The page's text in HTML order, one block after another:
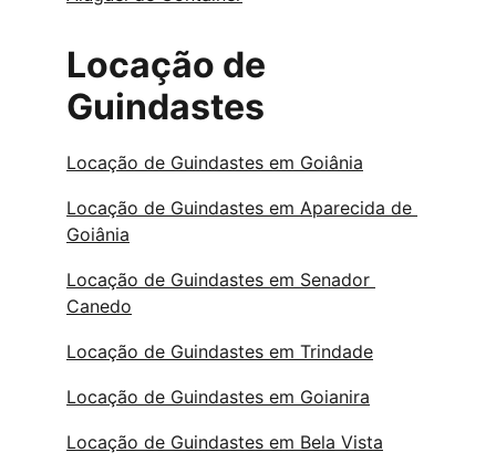
Locação de
Guindastes
Locação de Guindastes em Goiânia
Locação de Guindastes em Aparecida de
Goiânia
Locação de Guindastes em Senador
Canedo
Locação de Guindastes em Trindade
Locação de Guindastes em Goianira
Locação de Guindastes em Bela Vista